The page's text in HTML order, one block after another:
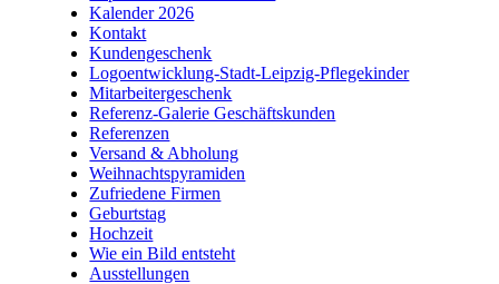
Kalender 2026
Kontakt
Kundengeschenk
Logoentwicklung-Stadt-Leipzig-Pflegekinder
Mitarbeitergeschenk
Referenz-Galerie Geschäftskunden
Referenzen
Versand & Abholung
Weihnachtspyramiden
Zufriedene Firmen
Geburtstag
Hochzeit
Wie ein Bild entsteht
Ausstellungen